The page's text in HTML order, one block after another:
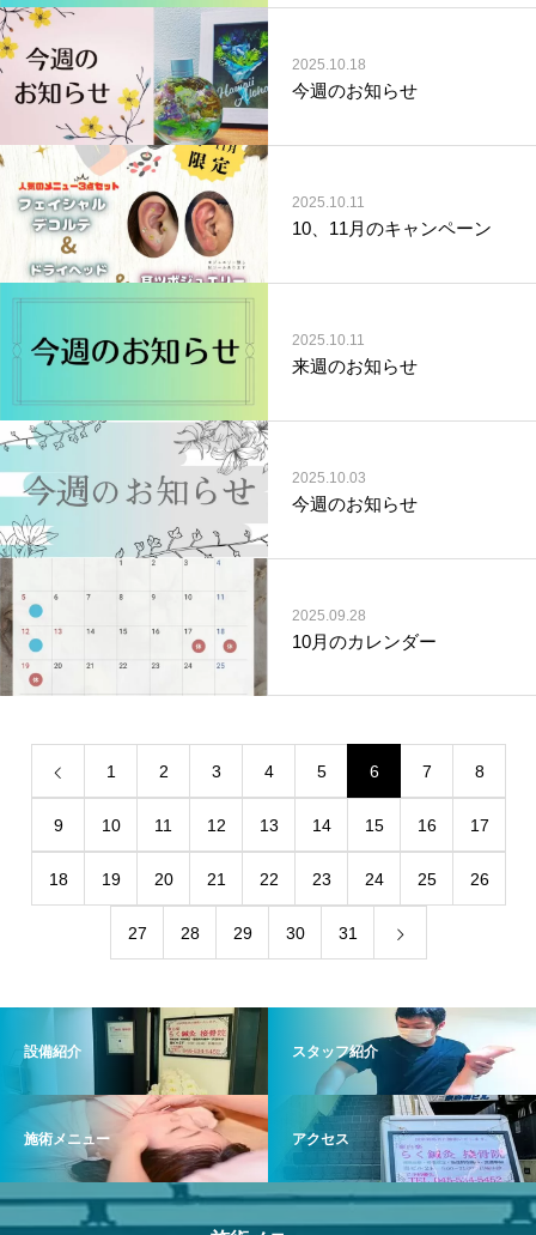
2025.10.18
今週のお知らせ
2025.10.11
10、11月のキャンペーン
2025.10.11
来週のお知らせ
2025.10.03
今週のお知らせ
2025.09.28
10月のカレンダー
1 2 3 4 5 6 7 8
9 10 11 12 13 14 15 16 17
18 19 20 21 22 23 24 25 26
27 28 29 30 31
設備紹介 スタッフ紹介
施術メニュー アクセス